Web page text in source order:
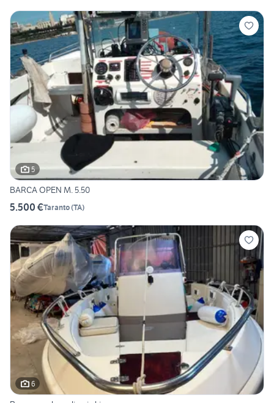
5
BARCA OPEN M. 5.50
5.500 €Taranto(TA)
6